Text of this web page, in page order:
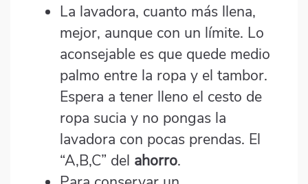
La lavadora, cuanto más llena,
mejor, aunque con un límite. Lo
aconsejable es que quede medio
palmo entre la ropa y el tambor.
Espera a tener lleno el cesto de
ropa sucia y no pongas la
lavadora con pocas prendas. El
“A,B,C” del ahorro.